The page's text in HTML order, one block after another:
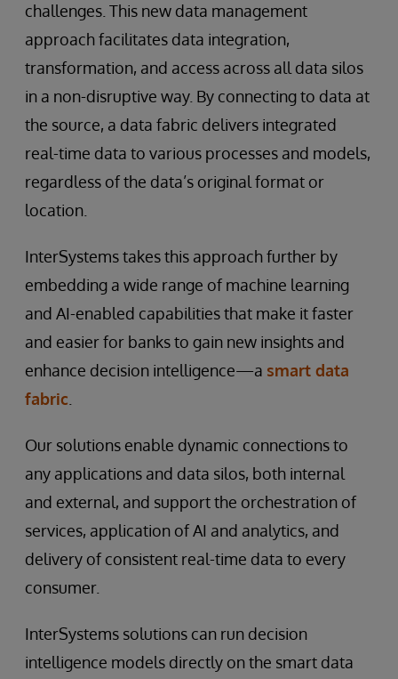
challenges. This new data management
approach facilitates data integration,
transformation, and access across all data silos
in a non-disruptive way. By connecting to data at
the source, a data fabric delivers integrated
real-time data to various processes and models,
regardless of the data’s original format or
location.
InterSystems takes this approach further by
embedding a wide range of machine learning
and AI-enabled capabilities that make it faster
and easier for banks to gain new insights and
enhance decision intelligence—a smart data
fabric
Our solutions enable dynamic connections to
any applications and data silos, both internal
and external, and support the orchestration of
services, application of AI and analytics, and
delivery of consistent real-time data to every
consumer.
InterSystems solutions can run decision
intelligence models directly on the smart data